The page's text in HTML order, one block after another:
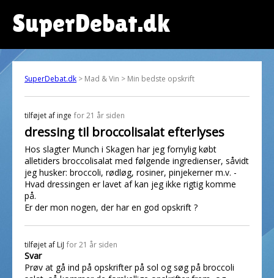
SuperDebat.dk
SuperDebat.dk > Mad & Vin > Min bedste opskrift
tilføjet af inge for 21 år siden
dressing til broccolisalat efterlyses
Hos slagter Munch i Skagen har jeg fornylig købt
alletiders broccolisalat med følgende ingredienser, såvidt
jeg husker: broccoli, rødløg, rosiner, pinjekerner m.v. -
Hvad dressingen er lavet af kan jeg ikke rigtig komme
på.
Er der mon nogen, der har en god opskrift ?
tilføjet af LiJ for 21 år siden
Svar
Prøv at gå ind på opskrifter på sol og søg på broccoli